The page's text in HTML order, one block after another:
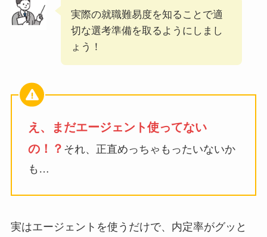
実際の就職難易度を知ることで適
切な選考準備を取るようにしまし
ょう！
え、まだエージェント使ってない
の！？ それ、正直めっちゃもったいないか
も…
実はエージェントを使うだけで、内定率がグッと